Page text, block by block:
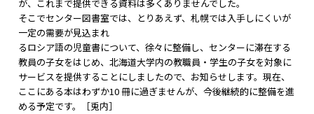
が、これまで提供できる資料は多くありませんでした。
そこでセンター図書室では、とりあえず、札幌では入手しにくいが
一定の需要が見込まれ
るロシア語の児童書について、徐々に整備し、センターに滞在する
教員の子女をはじめ、北海道大学内の教職員・学生の子女を対象に
サービスを提供することにしましたので、お知らせします。現在、
ここにある本はわずか10 冊に過ぎませんが、今後継続的に整備を進
める予定です。［兎内］